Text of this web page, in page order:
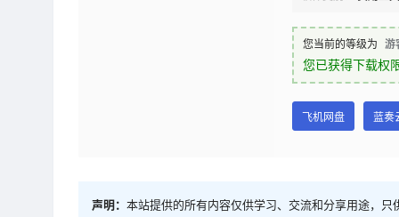
您当前的等级为 游
您已获得下载权
飞机网盘 蓝奏
声明： 本站提供的所有内容仅供学习、交流和分享用途，